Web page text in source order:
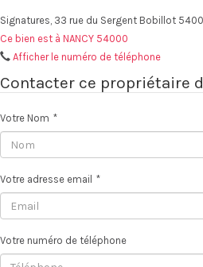
Signatures, 33 rue du Sergent Bobillot
Ce bien est à NANCY 54000
Afficher le numéro de téléphone
Contacter ce propriétaire
Votre Nom *
Votre adresse email *
Votre numéro de téléphone